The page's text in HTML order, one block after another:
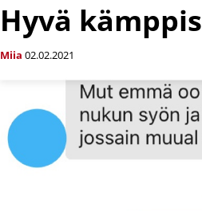
Hyvä kämppis
Miia 02.02.2021